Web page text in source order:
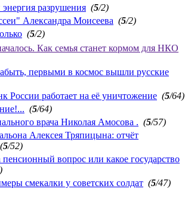
разрушения (5/2)
Александра Моисеева (5/2)
(5/2)
Как семья станет кормом для НКО
первыми в космос вышли русские
России работает на её уничтожение (5/64)
(5/64)
врача Николая Амосова . (5/57)
Алексея Тряпицына: отчёт
(5/52)
пенсионный вопрос или какое государство
смекалки у советских солдат (5/47)